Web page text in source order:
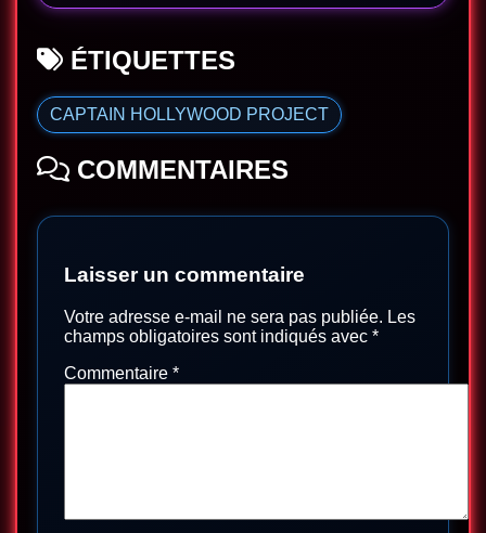
ÉTIQUETTES
CAPTAIN HOLLYWOOD PROJECT
COMMENTAIRES
Laisser un commentaire
Votre adresse e-mail ne sera pas publiée. Les
champs obligatoires sont indiqués avec *
Commentaire *